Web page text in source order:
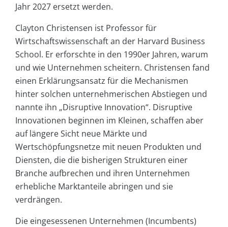
Jahr 2027 ersetzt werden.
Clayton Christensen ist Professor für
Wirtschaftswissenschaft an der Harvard Business
School. Er erforschte in den 1990er Jahren, warum
und wie Unternehmen scheitern. Christensen fand
einen Erklärungsansatz für die Mechanismen
hinter solchen unternehmerischen Abstiegen und
nannte ihn „Disruptive Innovation“. Disruptive
Innovationen beginnen im Kleinen, schaffen aber
auf längere Sicht neue Märkte und
Wertschöpfungsnetze mit neuen Produkten und
Diensten, die die bisherigen Strukturen einer
Branche aufbrechen und ihren Unternehmen
erhebliche Marktanteile abringen und sie
verdrängen.
Die eingesessenen Unternehmen (Incumbents)